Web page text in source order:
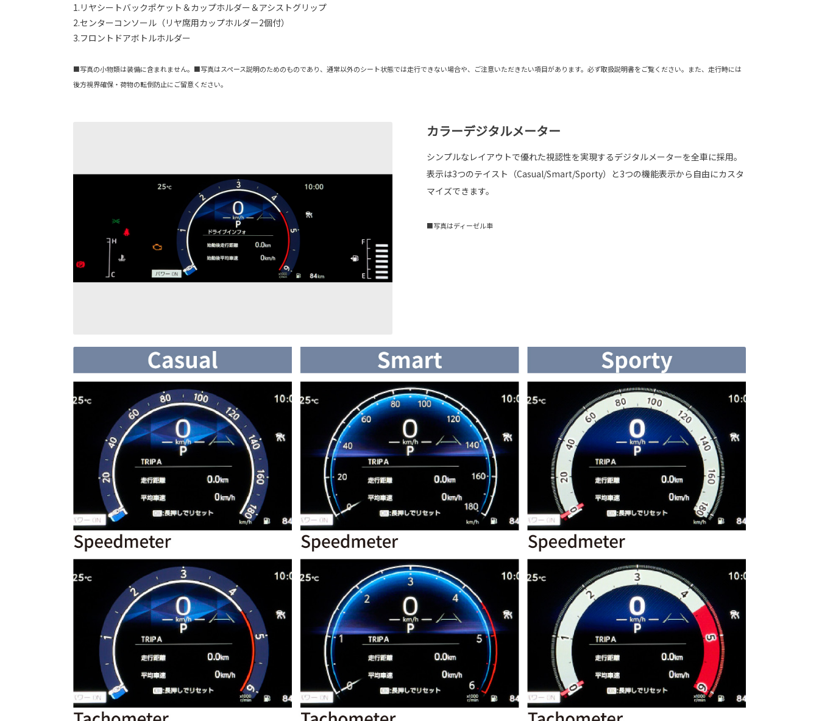
1.リヤシートバックポケット＆カップホルダー＆アシストグリップ
2.センターコンソール（リヤ席用カップホルダー2個付）
3.フロントドアボトルホルダー
■写真の小物類は装備に含まれません。■写真はスペース説明のためのものであり、通常以外のシート状態では走行できない場合や、ご注意いただきたい項目があります。必ず取扱説明書をご覧ください。また、走行時には
後方視界確保・荷物の転倒防止にご留意ください。
カラーデジタルメーター
シンプルなレイアウトで優れた視認性を実現するデジタルメーターを全車に採用。
表示は3つのテイスト（Casual/Smart/Sporty）と3つの機能表示から自由にカスタ
マイズできます。
■写真はディーゼル車